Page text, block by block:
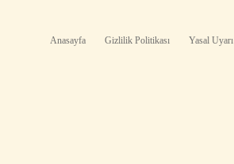
Anasayfa Gizlilik Politikası Yasal Uyarı